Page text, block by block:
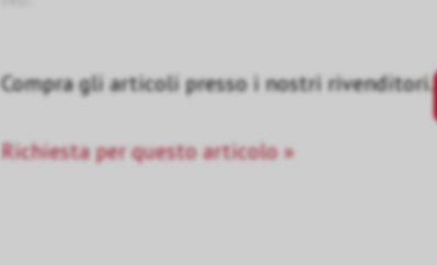
Compra gli articoli presso i nostri rivenditori.
Richiesta per questo articolo »